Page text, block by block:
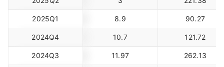
2025Q1 8.9 90.27
2024Q4 10.7 121.72
2024Q3 11.97 262.13